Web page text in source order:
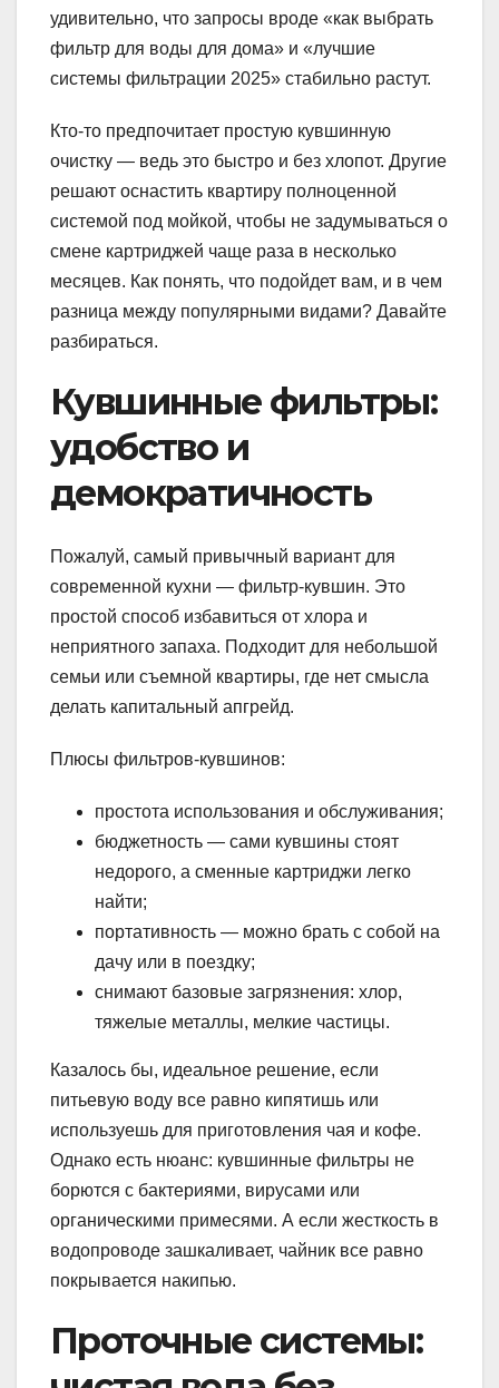
удивительно, что запросы вроде «как выбрать
фильтр для воды для дома» и «лучшие
системы фильтрации 2025» стабильно растут.
Кто-то предпочитает простую кувшинную
очистку — ведь это быстро и без хлопот. Другие
решают оснастить квартиру полноценной
системой под мойкой, чтобы не задумываться о
смене картриджей чаще раза в несколько
месяцев. Как понять, что подойдет вам, и в чем
разница между популярными видами? Давайте
разбираться.
Кувшинные фильтры:
удобство и
демократичность
Пожалуй, самый привычный вариант для
современной кухни — фильтр-кувшин. Это
простой способ избавиться от хлора и
неприятного запаха. Подходит для небольшой
семьи или съемной квартиры, где нет смысла
делать капитальный апгрейд.
Плюсы фильтров-кувшинов:
простота использования и обслуживания;
бюджетность — сами кувшины стоят
недорого, а сменные картриджи легко
найти;
портативность — можно брать с собой на
дачу или в поездку;
снимают базовые загрязнения: хлор,
тяжелые металлы, мелкие частицы.
Казалось бы, идеальное решение, если
питьевую воду все равно кипятишь или
используешь для приготовления чая и кофе.
Однако есть нюанс: кувшинные фильтры не
борются с бактериями, вирусами или
органическими примесями. А если жесткость в
водопроводе зашкаливает, чайник все равно
покрывается накипью.
Проточные системы: